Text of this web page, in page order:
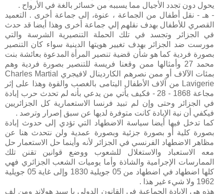
يحول دون تجدد الأجيال مما يسببه من خسائر بالغة في الأرواح .
- هـ - نقل أطفال من الجماعة ، عنوة، إلى جماعة أخرى . التعميد
القصري للأطفال بهدف نقلهم إلي جماعة أخرى وهذا أيضا قد حدث
في الجزائر وتجسد في تلك الحملة التنصيرية الشرسة والتي
مورست ضد الجزائر بهدف تغيير هويتها الدينية سواء كان التنصير
بصورة فردية كما هو شأن قضية تنصير المرأة المدعوة بعائشة بنت
محمد 27 وأمثالها ممن وقعنا فريسة للتنصير بصورة فردية وهم
بمئات الآلاف أو ممن نصرهم الكاردينال لافيجري Charles Martial
Lavigerie من آلاف الأطفال اليتامى بالغصب والقوة وهذا على إثر
مجاعة 1868 - 28 - فكيف يأتي من يدعي بأنه لم تحدث حرب إبادة
في الجزائر وحتى وإن لم تبيد فرنسا الاستعمارية كل الجزائريين
فيكفي أن نية الإبادة كانت متوفرة لديها عن سبق إصرار وترصد .
كما تدخل فيها أيضا سياسة الاضطهاد التي تؤدي إلى حدوث إبادة
بصورة كلية أو بصورة جزئية وبصورة عمدية ولن نتحدث هنا عن
مظاهر الاضطهاد الفرنسي في الجزائر لأنه وأينما حل الاستعمار حل
معه الاستعباد والاستغلال للشعوب ووضع قوانين تقنن تلك
الممارسات الإجرامية والشاذة وأما يوميات الشعب الجزائري فهي
كلها اضطهاد في اضطهاد من 05 جويلية 1830 وإلى غاية 05 جويلية
1962 ولا شيء غير هذا .
هذه هي الإبادة الجماعية في القانون الدولي يا سيد هولاند ومن لف